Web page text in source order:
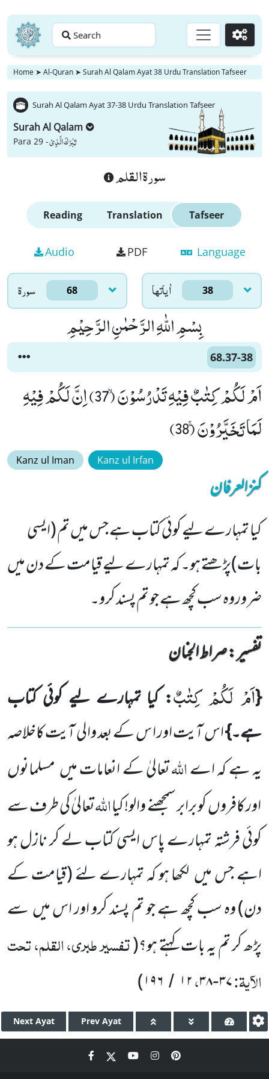
Search Go
Home ➤ Al-Quran ➤ Surah Al Qalam Ayat 38 Urdu Translation Tafseer
Surah Al Qalam Ayat 37-38 Urdu Translation Tafseer
Surah Al Qalam
Para 29 -تَبٰرَكَ الَّذِیْ
سورة القلم
Reading Translation Tafseer
Audio PDF Language
سورۃ 68 اٰياتها 38
بِسْمِ اللّٰهِ الرَّحْمٰنِ الرَّحِیْمِ
68.37-38
اَمْ لَكُمْ كِتٰبٌ فِیْهِ تَدْرُسُوْنَۙ (37) اِنَّ لَكُمْ فِیْهِ
لَمَا تَخَیَّرُوْنَۚ (38)
Kanz ul Iman Kanz ul Irfan
کنزالعرفان
کیا تمہارے لیے کوئی کتاب ہے جس میں تم (ایسی
بات)پڑھتے ہو۔ کہ تمہارے لیے قیامت کے دن میں
ضروروہ سب کچھ ہے جو تم پسند کرو۔
تفسیر : ‎صراط الجنان
{اَمْ لَكُمْ كِتٰبٌ: کیا تمہارے لیے کوئی کتاب
ہے۔}اس آیت اور ا س کے بعد والی آیت کاخلاصہ
یہ ہے کہ اےاللّٰہتعالیٰ کے انعامات میںمسلمانوں
اور کافروںکو برابر سمجھنے والو!کیااللّٰہتعالیٰ کی طرف سے
کوئی فرشتہ تمہارے پاسایسی کتاب لے کر نازل ہو
اہے جس میںلکھا ہو کہ تمہارے لئے(قیامت کے
دن)وہ سب کچھ ہے جو تم پسند کرو اور اس میںسے
پڑھ کر تم یہ بات کہتے ہو؟(تفسیر طبری، القلم، تحت
الآیۃ:۳۷-۳۸،۱۲ / ۱۹۶)
Next Ayat Prev Ayat